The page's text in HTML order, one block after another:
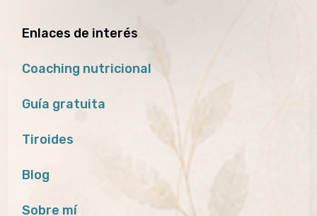
Enlaces de interés
Coaching nutricional
Guía gratuita
Tiroides
Blog
Sobre mí